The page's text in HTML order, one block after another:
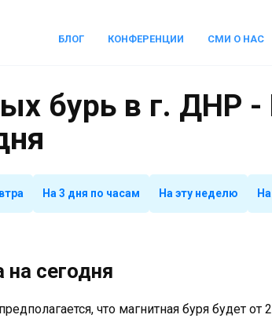
БЛОГ КОНФЕРЕНЦИИ СМИ О НАС
бурь в г. ДНР -
На 3 дня по часам На эту неделю
на сегодня
что магнитная буря будет